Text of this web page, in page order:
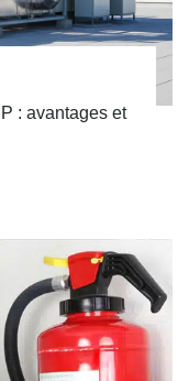
: avantages et